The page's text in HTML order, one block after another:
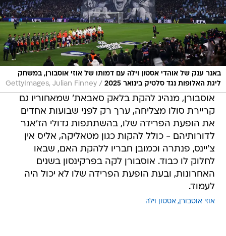
באנר ענק של אוהדי אסטון וילה עם דמותו של אוזי אוסבורן, במשחק
ליגת האלופות נגד סלטיק בינואר 2025
/
GettyImages, Julian Finney
אוסבורן, מנהיג להקת בלאק סאבאת' שמאחוריו גם
קריירת סולו מצליחה, ערך רק לפני שבועות אחדים
את הופעת הפרידה שלו, בהשתתפות גדולי הז'אנר
לדורותיהם - כולל להקות כגון מטאליקה, אליס אין
צ'יינס, פנתרה וכמובן חבריו ללהקת האם, שבאו
לחלוק לו כבוד. אוסבורן לקה בפרקינסון בשנים
האחרונות, ובעת הופעת הפרידה שלו לא יכול היה
לעמוד.
אוזי אוסבורן אסטון וילה